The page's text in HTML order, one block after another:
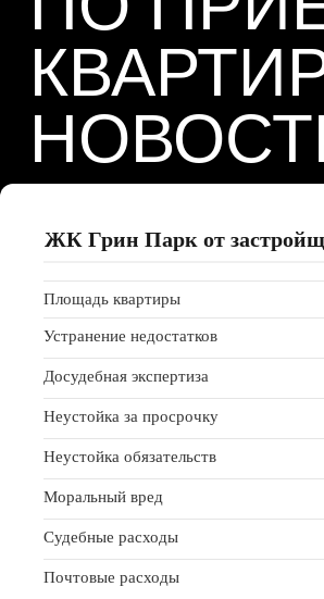
ЖК Грин Парк от
Площадь квартиры
Устранение недостатков
Досудебная экспертиза
Неустойка за просрочку
Неустойка обязательств
Моральный вред
Судебные расходы
Почтовые расходы
ПОЧЕМУ
НАС
ВЫБИРАЮТ
СОСТОЯЩИЕ
В НОСТРОЙ
В нашем штате шесть опытных
специалистов с высшим образованием,
которые работают в строительстве
более 10 лет и досконально знают все
необходимые строительные нормы
и правила.
ОТЧЕТ
С
СРАЗУ ПОСЛЕ
ОСМОТРА
На осмотре мы отмечаем все дефекты
по месту, а сразу после осмотра
мы вам предоставляем два вида